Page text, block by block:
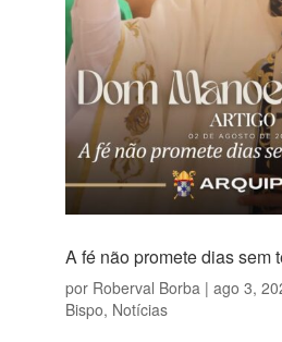
A fé não promete dias sem
por Roberval Borba| ago 3,
Bispo, Notícias